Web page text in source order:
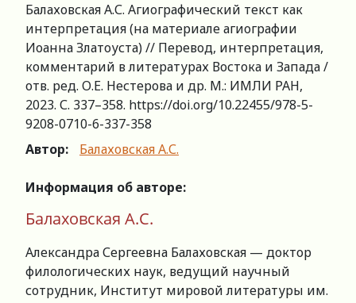
Балаховская А.С. Агиографический текст как
интерпретация (на материале агиографии
Иоанна Златоуста) // Перевод, интерпретация,
комментарий в литературах Востока и Запада /
отв. ред. О.Е. Нестерова и др. М.: ИМЛИ РАН,
2023. С. 337–358. https://doi.org/10.22455/978-5-
9208-0710-6-337-358
Автор:
Балаховская А.С.
Информация об авторе:
Балаховская А.С.
Александра Сергеевна Балаховская — доктор
филологических наук, ведущий научный
сотрудник, Институт мировой литературы им.